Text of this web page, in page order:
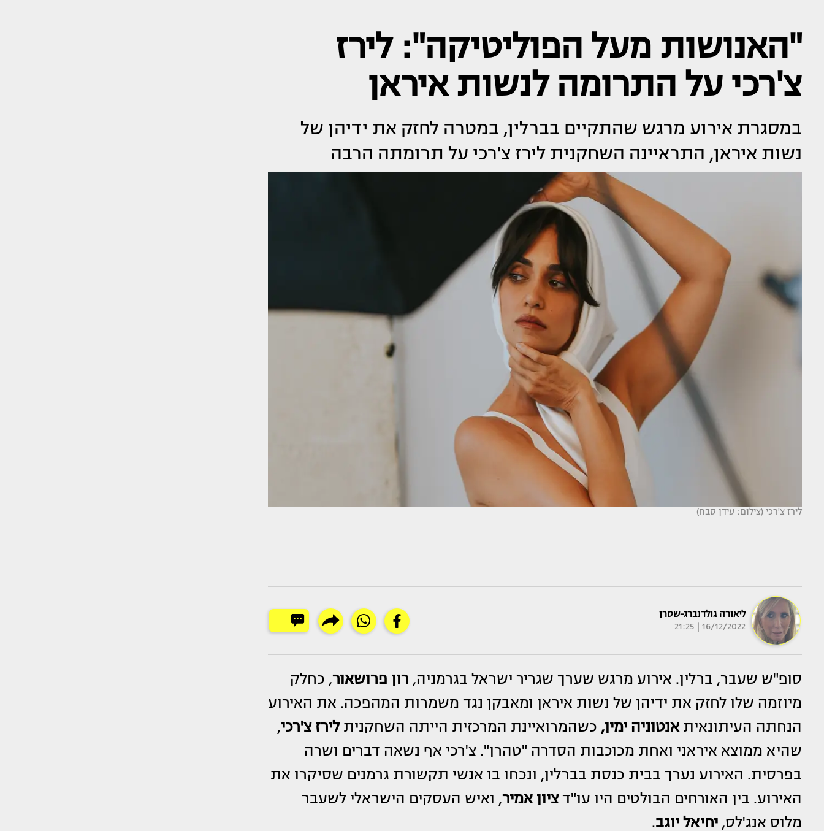
"האנושות מעל הפוליטיקה": לירז
צ'רכי על התרומה לנשות איראן
במסגרת אירוע מרגש שהתקיים בברלין, במטרה לחזק את ידיהן של
נשות איראן, התראיינה השחקנית לירז צ'רכי על תרומתה הרבה
לירז צ'רכי (צילום: עידן סבח)
ליאורה גולדנברג-שטרן
16/12/2022 | 21:25
סופ"ש שעבר, ברלין. אירוע מרגש שערך שגריר ישראל בגרמניה, רון פרושאור, כחלק
מיוזמה שלו לחזק את ידיהן של נשות איראן ומאבקן נגד משמרות המהפכה. את האירוע
הנחתה העיתונאיתאנטוניה ימין, כשהמרואיינת המרכזית הייתה השחקניתלירז צ'רכי,
שהיא ממוצא איראני ואחת מכוכבות הסדרה "טהרן". צ'רכי אף נשאה דברים ושרה
בפרסית. האירוע נערך בבית כנסת בברלין, ונכחו בו אנשי תקשורת גרמנים שסיקרו את
האירוע. בין האורחים הבולטים היו עו"דציון אמיר, ואיש העסקים הישראלי לשעבר
מלוס אנג'לס,יחיאל יוגב.